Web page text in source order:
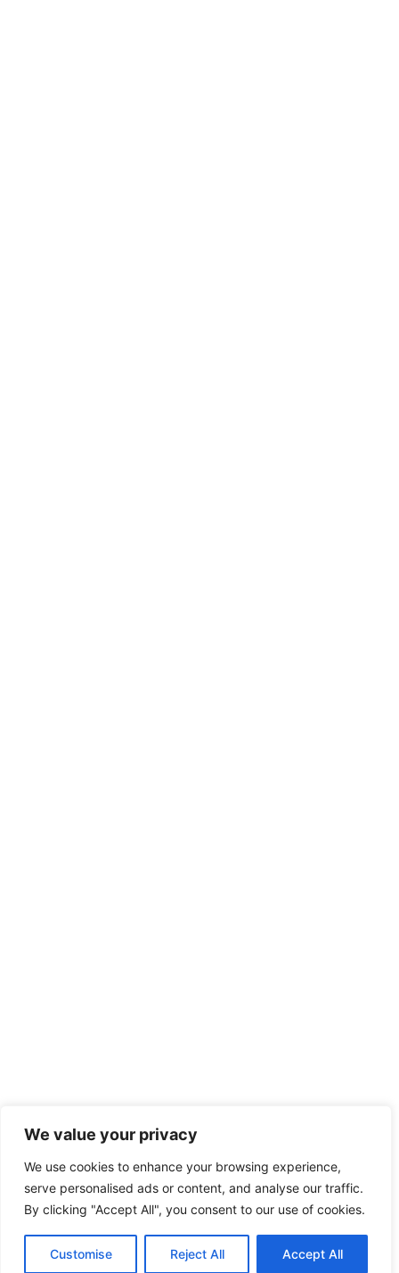
We value your privacy
We use cookies to enhance your browsing experience,
serve personalised ads or content, and analyse our traffic.
By clicking "Accept All", you consent to our use of cookies.
Customise Reject All Accept All
NO